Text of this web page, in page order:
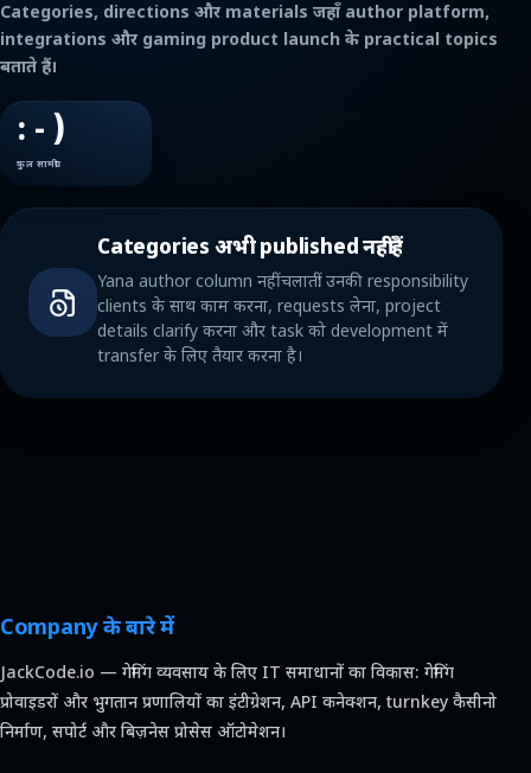
Categories, directions और materials जहाँ author platform,
integrations और gaming product launch के practical topics
बताते हैं।
: - )
कुल सामग्री
Categories अभी published नहीं हैं
Yana author column नहीं चलातीं: उनकी responsibility
clients के साथ काम करना, requests लेना, project
details clarify करना और task को development में
transfer के लिए तैयार करना है।
Company के बारे में
JackCode.io — गेमिंग व्यवसाय के लिए IT समाधानों का विकास: गेमिंग
प्रोवाइडरों और भुगतान प्रणालियों का इंटीग्रेशन, API कनेक्शन, turnkey कैसीनो
निर्माण, सपोर्ट और बिज़नेस प्रोसेस ऑटोमेशन।